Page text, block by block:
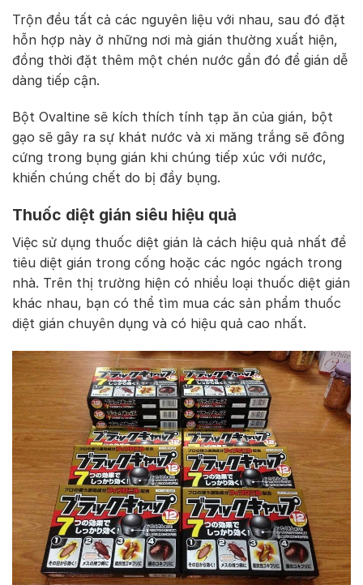
Trộn đều tất cả các nguyên liệu với nhau, sau đó đặt
hỗn hợp này ở những nơi mà gián thường xuất hiện,
đồng thời đặt thêm một chén nước gần đó để gián dễ
dàng tiếp cận.
Bột Ovaltine sẽ kích thích tính tạp ăn của gián, bột
gạo sẽ gây ra sự khát nước và xi măng trắng sẽ đông
cứng trong bụng gián khi chúng tiếp xúc với nước,
khiến chúng chết do bị đầy bụng.
Thuốc diệt gián siêu hiệu quả
Việc sử dụng thuốc diệt gián là cách hiệu quả nhất để
tiêu diệt gián trong cống hoặc các ngóc ngách trong
nhà. Trên thị trường hiện có nhiều loại thuốc diệt gián
khác nhau, bạn có thể tìm mua các sản phẩm thuốc
diệt gián chuyên dụng và có hiệu quả cao nhất.